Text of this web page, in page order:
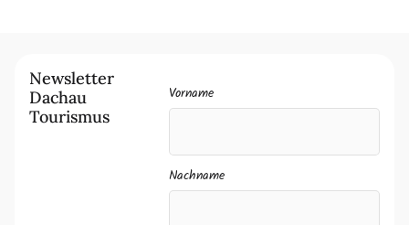
Newsletter
Dachau
Tourismus
Vorname
Nachname